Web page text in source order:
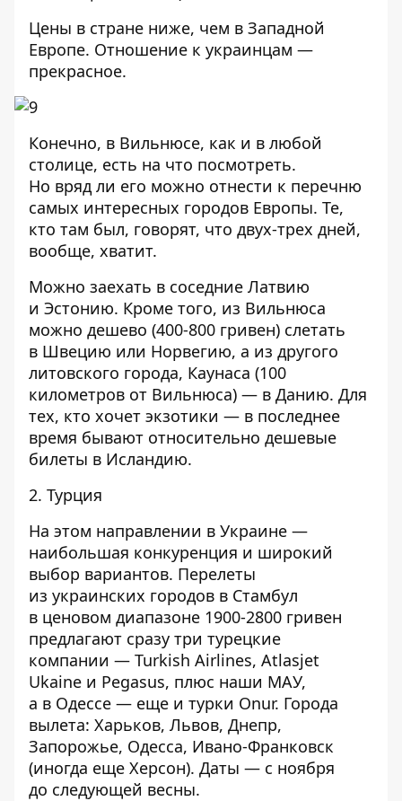
Цены в стране ниже, чем в Западной
Европе. Отношение к украинцам —
прекрасное.
Конечно, в Вильнюсе, как и в любой
столице, есть на что посмотреть.
Но вряд ли его можно отнести к перечню
самых интересных городов Европы. Те,
кто там был, говорят, что двух-трех дней,
вообще, хватит.
Можно заехать в соседние Латвию
и Эстонию. Кроме того, из Вильнюса
можно дешево (400-800 гривен) слетать
в Швецию или Норвегию, а из другого
литовского города, Каунаса (100
километров от Вильнюса) — в Данию. Для
тех, кто хочет экзотики — в последнее
время бывают относительно дешевые
билеты в Исландию.
2. Турция
На этом направлении в Украине —
наибольшая конкуренция и широкий
выбор вариантов. Перелеты
из украинских городов в Стамбул
в ценовом диапазоне 1900-2800 гривен
предлагают сразу три турецкие
компании — Turkish Airlines, Atlasjet
Ukaine и Pegasus, плюс наши МАУ,
а в Одессе — еще и турки Onur. Города
вылета: Харьков, Львов, Днепр,
Запорожье, Одесса, Ивано-Франковск
(иногда еще Херсон). Даты — с ноября
до следующей весны.